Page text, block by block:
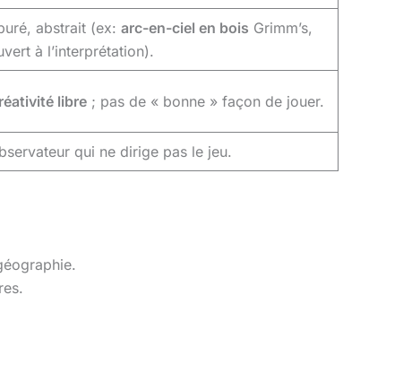
abstrait (ex: arc-en-ciel en bois Grimm’s,
à l’interprétation).
libre ; pas de « bonne » façon de jouer.
qui ne dirige pas le jeu.